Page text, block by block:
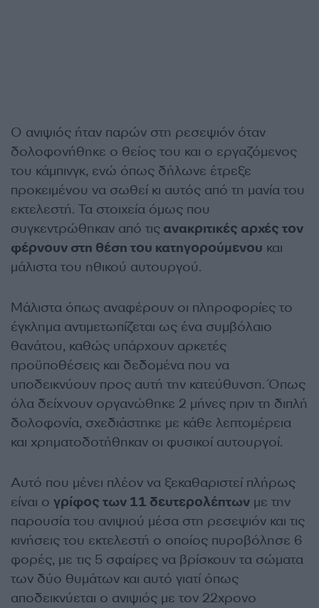
Ο ανιψιός ήταν παρών στη ρεσεψιόν όταν
δολοφονήθηκε ο θείος του και ο εργαζόμενος
του κάμπινγκ, ενώ όπως δήλωνε έτρεξε
προκειμένου να σωθεί κι αυτός από τη μανία του
εκτελεστή. Τα στοιχεία όμως που
συγκεντρώθηκαν από τις ανακριτικές αρχές τον
φέρνουν στη θέση του κατηγορούμενου και
μάλιστα του ηθικού αυτουργού.
Μάλιστα όπως αναφέρουν οι πληροφορίες το
έγκλημα αντιμετωπίζεται ως ένα συμβόλαιο
θανάτου, καθώς υπάρχουν αρκετές
προϋποθέσεις και δεδομένα που να
υποδεικνύουν προς αυτή την κατεύθυνση. Όπως
όλα δείχνουν οργανώθηκε 2 μήνες πριν τη διπλή
δολοφονία, σχεδιάστηκε με κάθε λεπτομέρεια
και χρηματοδοτήθηκαν οι φυσικοί αυτουργοί.
Αυτό που μένει πλέον να ξεκαθαριστεί πλήρως
είναι ο γρίφος των 11 δευτερολέπτων με την
παρουσία του ανιψιού μέσα στη ρεσεψιόν και τις
κινήσεις του εκτελεστή ο οποίος πυροβόλησε 6
φορές, με τις 5 σφαίρες να βρίσκουν τα σώματα
των δύο θυμάτων και αυτό γιατί όπως
αποδεικνύεται ο ανιψιός με τον 22χρονο